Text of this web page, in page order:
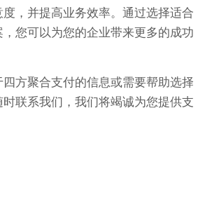
，并提高业务效率。通过选择适合
您可以为您的企业带来更多的成功
方聚合支付的信息或需要帮助选择
联系我们，我们将竭诚为您提供支